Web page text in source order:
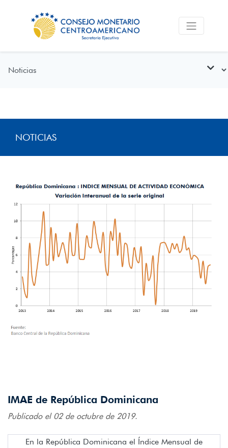
NOTICIAS
IMAE de República Dominicana
Publicado el 02 de octubre de 2019.
En la República Dominicana el Índice Mensual de